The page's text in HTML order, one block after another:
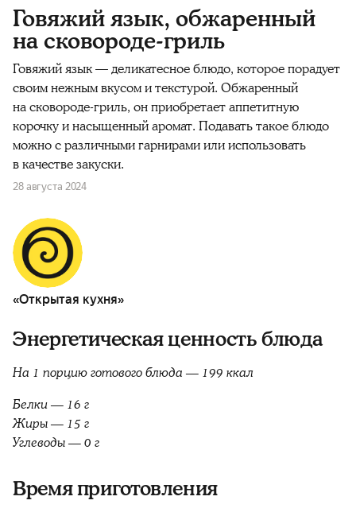
Говяжий язык, обжаренный
на сковороде-гриль
Говяжий язык — деликатесное блюдо, которое порадует
своим нежным вкусом и текстурой. Обжаренный
на сковороде-гриль, он приобретает аппетитную
корочку и насыщенный аромат. Подавать такое блюдо
можно с различными гарнирами или использовать
в качестве закуски.
28 августа 2024
«Открытая кухня»
Энергетическая ценность блюда
На 1 порцию готового блюда — 199 ккал
Белки — 16 г
Жиры — 15 г
Углеводы — 0 г
Время приготовления